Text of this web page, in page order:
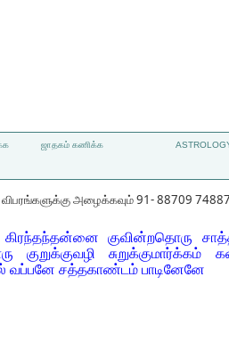
ஜாதகம் கணிக்க
அழைக்கவும் 91- 88709
கிரந்தந்தன்னை குவின்றதொரு
வப்பனே சத்தகாண்டம் பாடினேனே